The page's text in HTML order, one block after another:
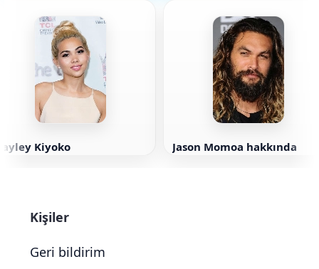
Kiyoko Jason Momoa hakkında
Kişiler
Geri bildirim